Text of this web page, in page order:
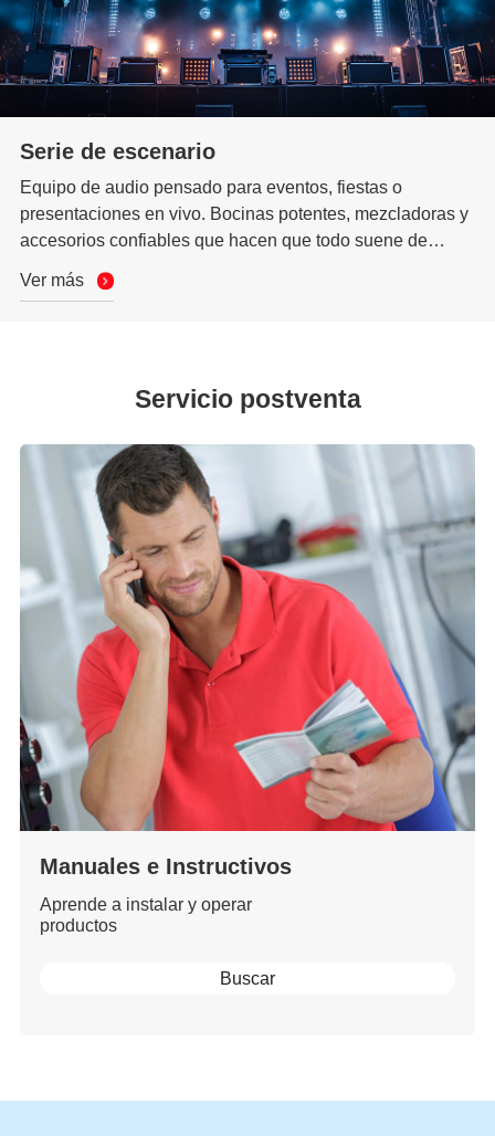
Serie de escenario
Equipo de audio pensado para eventos, fiestas o
presentaciones en vivo. Bocinas potentes, mezcladoras y
accesorios confiables que hacen que todo suene de
forma profesional.
Ver más
Servicio postventa
Manuales e Instructivos
Aprende a instalar y operar
productos
Buscar